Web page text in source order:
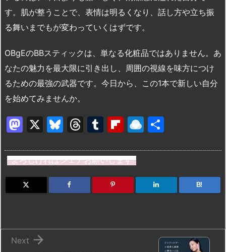
す。肌が整うことで、表情は明るくなり、話し方や立ち振
る舞いまでもが変わっていくはずです。
OBgEのBBスティックは、単なる化粧品ではありません。あ
なたの魅力を最大限に引き出し、周囲の視線を味方につけ
るための最強の武器です。今日から、この1本で新しい自分
を始めてみませんか。
M
st
o
d
X
Bl
e
s
k
T
e
a
d
T
m
bl
r
Fl
b
o
ar
R
n
dr
o
よろしければシェアお願いします
B!

Next